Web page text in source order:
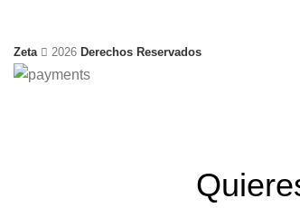
Zeta 2026 Derechos Reservados